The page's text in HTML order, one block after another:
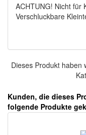
ACHTUNG! Nicht für
Verschluckbare
Dieses Produkt haben
Kunden, die dieses
folgende Produkte